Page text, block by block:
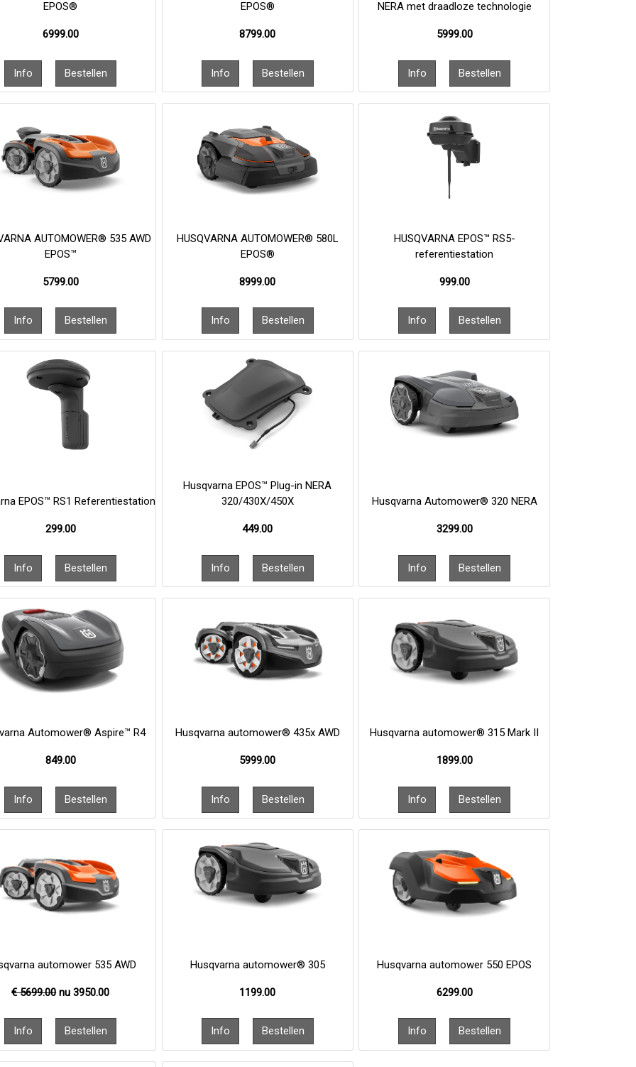
EPOS®
6999.00
EPOS®
8799.00
NERA met draadloze technologie
5999.00
AUTOMOWER® 535 AWD
EPOS™
5799.00
HUSQVARNA AUTOMOWER® 580L
EPOS®
8999.00
HUSQVARNA EPOS™ RS5-
referentiestation
999.00
EPOS™ RS1 Referentiestation
299.00
Husqvarna EPOS™ Plug-in NERA
320/430X/450X
449.00
Husqvarna Automower® 320 NERA
3299.00
Automower® Aspire™ R4
849.00
Husqvarna automower® 435x AWD
5999.00
Husqvarna automower® 315 Mark II
1899.00
automower 535 AWD
€ 5699.00nu3950.00
Husqvarna automower® 305
1199.00
Husqvarna automower 550 EPOS
6299.00